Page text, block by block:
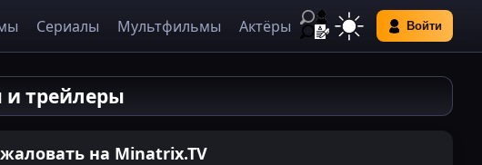
Сериалы Мультфильмы Актёры Войти
трейлеры
на Minatrix.TV